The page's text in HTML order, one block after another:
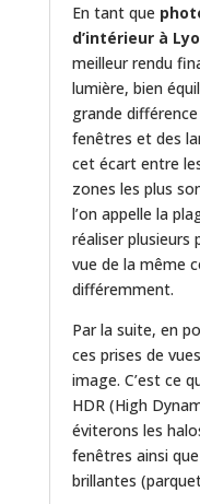
En tant que
d’intérieur à
meilleur rendu
lumière, bien
grande
fenêtres et des
cet écart entre
zones les plus
l’on appelle la
réaliser plusieurs
vue de la même
différemment.
Par la suite, en
ces prises de
image. C’est ce
HDR (High
éviterons les
fenêtres ainsi
brillantes